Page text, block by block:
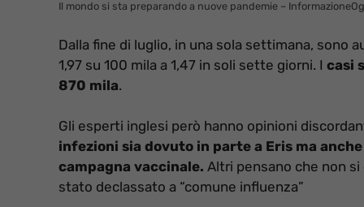
Il mondo si sta preparando a nuove pandemie –
Dalla fine di luglio, in una sola settimana, sono
1,97 su 100 mila a 1,47 in soli sette giorni. I casi
870 mila.
Gli esperti inglesi però hanno opinioni
infezioni sia dovuto in parte a Eris ma
campagna vaccinale. Altri pensano che non si
stato declassato a “comune influenza”